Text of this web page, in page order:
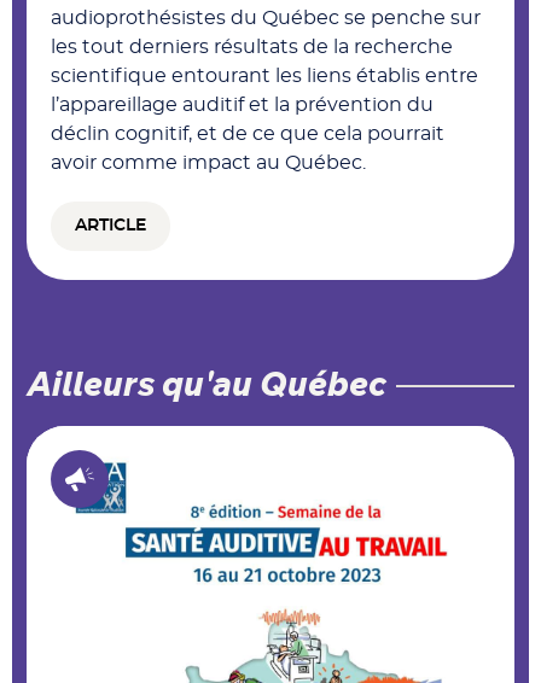
audioprothésistes du Québec se penche sur
les tout derniers résultats de la recherche
scientifique entourant les liens établis entre
l’appareillage auditif et la prévention du
déclin cognitif, et de ce que cela pourrait
avoir comme impact au Québec.
ARTICLE
Ailleurs qu'au Québec